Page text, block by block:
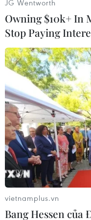
còn 22.000 đồng/
khi mua hai chai;
cho khách hàng
600.000 đồng:
Silicot 82 miếng
[Hà Nội: Hồng đỏ
trước ngày
Bên cạnh đó,
được áp dụng
giảm 11%, còn
Choice L giảm 38%,
Tessa Hà Lan giảm
việt quất New
99.000 đồng/hộp...
JG Wentworth
Owning $10k+ In
Stop Paying
vietnamplus.vn
Bang Hessen